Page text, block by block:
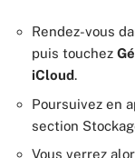
Rendez-vous
puis touchez
iCloud.
Poursuivez en
section
Vous verrez